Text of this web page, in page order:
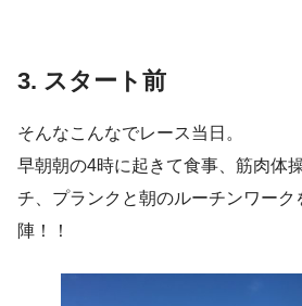
3. スタート前
そんなこんなでレース当日。
早朝朝の4時に起きて食事、筋肉体
チ、プランクと朝のルーチンワーク
陣！！